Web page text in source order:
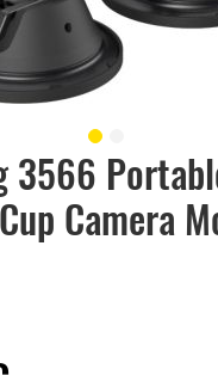
3566
Camera